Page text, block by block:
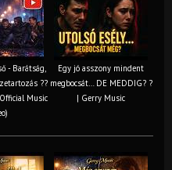
- Barátság,
?️?
Music
Egy jó asszony mindent
megbocsát… DE MEDDIG? ?
| Gerry Music